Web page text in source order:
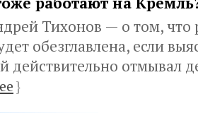
Тихонов — о том, что
обезглавлена, если
действительно отмывал
}